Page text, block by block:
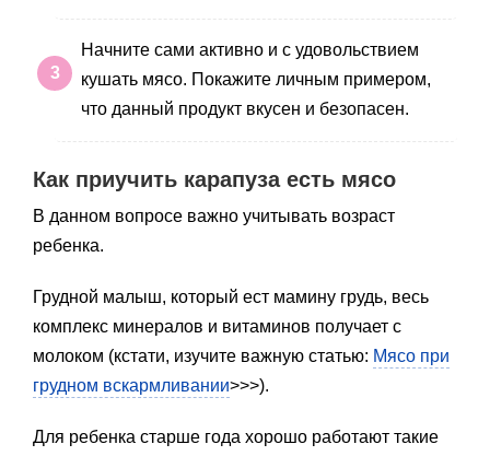
Начните сами активно и с удовольствием
кушать мясо. Покажите личным примером,
что данный продукт вкусен и безопасен.
Как приучить карапуза есть мясо
В данном вопросе важно учитывать возраст
ребенка.
Грудной малыш, который ест мамину грудь, весь
комплекс минералов и витаминов получает с
молоком (кстати, изучите важную статью: Мясо при
грудном вскармливании>>>).
Для ребенка старше года хорошо работают такие